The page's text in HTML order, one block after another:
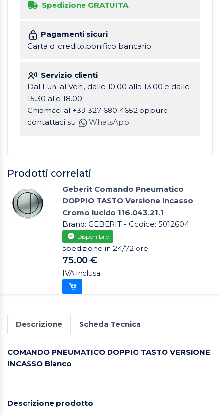
Spedizione GRATUITA
Pagamenti sicuri
Carta di credito,bonifico bancario
Servizio clienti
Dal Lun. al Ven., dalle 10.00 alle 13.00 e dalle
15.30 alle 18.00
Chiamaci al +39 327 680 4652 oppure
contattaci su
WhatsApp
Prodotti correlati
Geberit Comando Pneumatico
DOPPIO TASTO Versione Incasso
Cromo lucido 116.043.21.1
Brand: GEBERIT - Codice: 5012604
Disponibile
spedizione in 24/72 ore.
75.00 €
IVA inclusa
Descrizione Scheda Tecnica
COMANDO PNEUMATICO DOPPIO TASTO VERSIONE
INCASSO Bianco
Descrizione prodotto